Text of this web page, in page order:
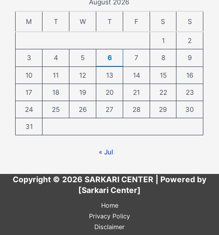
August 2026
M T W T F S S
1 2
3 4 5 6 7 8 9
10 11 12 13 14 15 16
17 18 19 20 21 22 23
24 25 26 27 28 29 30
31
« Jul
Copyright © 2026 SARKARI CENTER | Powered by
[Sarkari Center]
Home
Privacy Policy
Disclaimer